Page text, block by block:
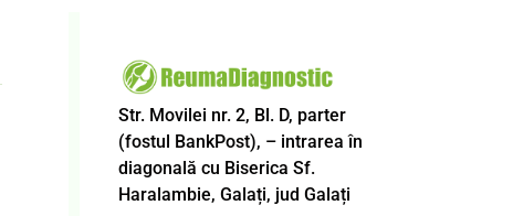
Str. Movilei nr. 2, Bl. D, parter
(fostul BankPost), – intrarea în
diagonală cu Biserica Sf.
Haralambie, Galați, jud Galați